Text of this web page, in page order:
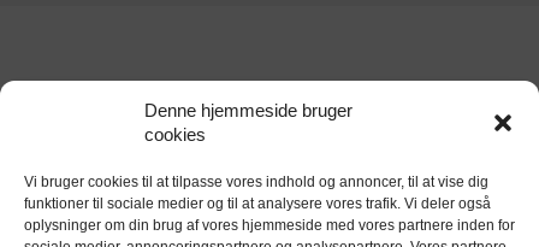
Denne hjemmeside bruger
cookies
Vi bruger cookies til at tilpasse vores indhold og annoncer, til at vise dig
funktioner til sociale medier og til at analysere vores trafik. Vi deler også
oplysninger om din brug af vores hjemmeside med vores partnere inden for